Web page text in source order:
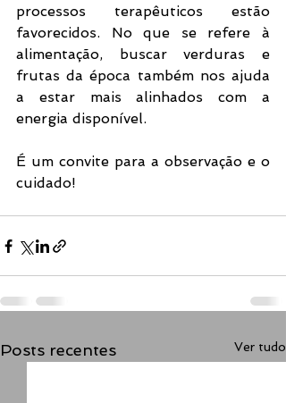
processos terapêuticos estão
favorecidos. No que se refere à
alimentação, buscar verduras e
frutas da época também nos ajuda
a estar mais alinhados com a
energia disponível.
É um convite para a observação e o
cuidado!
Posts recentes Ver tudo